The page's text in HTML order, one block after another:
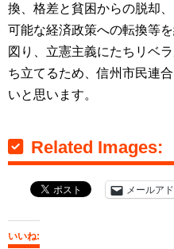
換、格差と貧困からの脱却
可能な経済政策への転換等
図り、立憲主義にたちリベ
ち立てるため、信州市民連
いと思います。
Related Images:
メールア
いいね: